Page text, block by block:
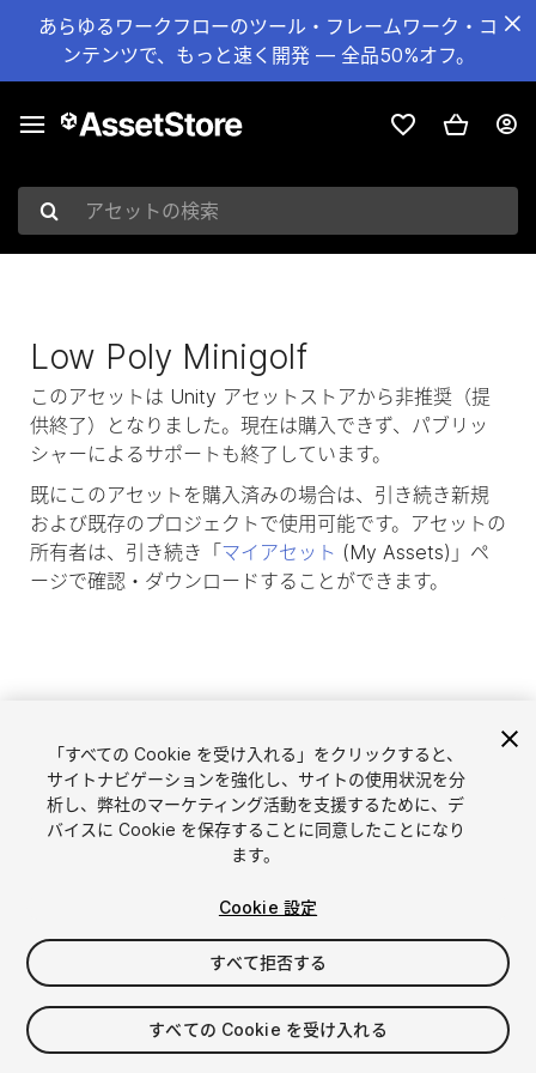
あらゆるワークフローのツール・フレームワーク・コ
ンテンツで、もっと速く開発 — 全品50%オフ。
アセットの検索
Low Poly Minigolf
このアセットは Unity アセットストアから非推奨（提
供終了）となりました。現在は購入できず、パブリッ
シャーによるサポートも終了しています。
既にこのアセットを購入済みの場合は、引き続き新規
および既存のプロジェクトで使用可能です。アセットの
所有者は、引き続き「 マイアセット (My Assets)」ペ
ージで確認・ダウンロードすることができます。
简体中文
한국어
日本語
販売審査ガイドライン
Asset Store Tools
パブリッシャー管理画面
よくあるご質問
「すべての Cookie を受け入れる」をクリックすると、
サイトナビゲーションを強化し、サイトの使用状況を分
析し、弊社のマーケティング活動を支援するために、デ
バイスに Cookie を保存することに同意したことになり
ます。
Cookie 設定
すべて拒否する
すべての Cookie を受け入れる